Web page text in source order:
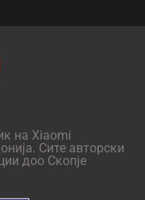
на Xiaomi
Сите авторски
доо Скопје